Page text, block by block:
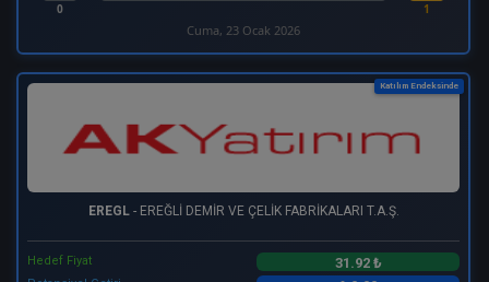
0 1
Cuma, 23 Ocak 2026
Katılım Endeksinde
EREGL- EREĞLİ DEMİR VE ÇELİK FABRİKALARI T.A.Ş.
Hedef Fiyat 31.92 ₺